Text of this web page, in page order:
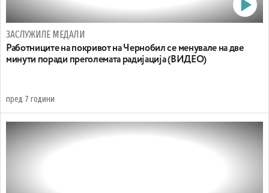
ЗАСЛУЖИЛЕ МЕДАЛИ
Работниците на покривот на Чернобил се менувале на две
минути поради преголемата радијација (ВИДЕО)
пред 7 години